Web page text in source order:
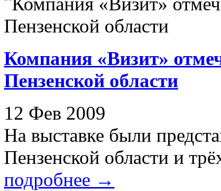
Компания «Визит»
Пензенской области
12 Фев 2009
На выставке были
Пензенской области и
подробнее →